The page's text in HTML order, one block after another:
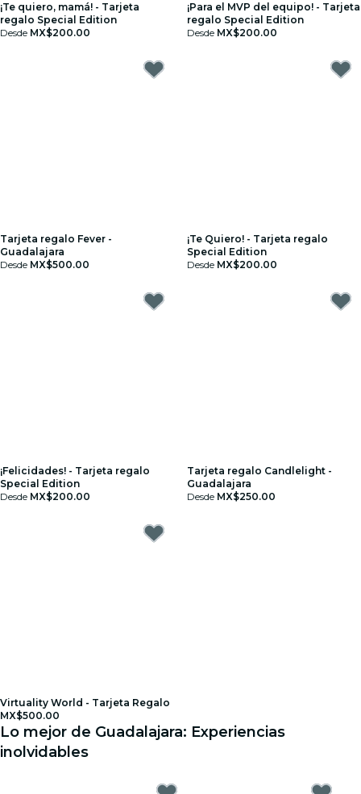
¡Te quiero, mamá! - Tarjeta
regalo Special Edition
Desde MX$200.00
¡Para el MVP del equipo! - Tarjeta
regalo Special Edition
Desde MX$200.00
Tarjeta regalo Fever -
Guadalajara
Desde MX$500.00
¡Te Quiero! - Tarjeta regalo
Special Edition
Desde MX$200.00
¡Felicidades! - Tarjeta regalo
Special Edition
Desde MX$200.00
Tarjeta regalo Candlelight -
Guadalajara
Desde MX$250.00
Virtuality World - Tarjeta Regalo
MX$500.00
Lo mejor de Guadalajara: Experiencias
inolvidables